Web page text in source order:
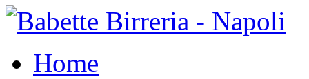
Home